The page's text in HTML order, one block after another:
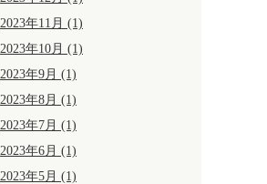
2023年11月 (1)
2023年10月 (1)
2023年9月 (1)
2023年8月 (1)
2023年7月 (1)
2023年6月 (1)
2023年5月 (1)